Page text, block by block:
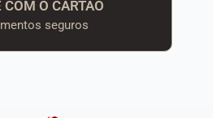
COM O CARTÃO
seguros